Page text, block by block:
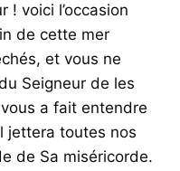
! voici l’occasion
de cette mer
et vous ne
Seigneur de les
a fait entendre
jettera toutes nos
de Sa miséricorde.